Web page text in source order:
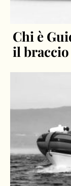
Chi è
il